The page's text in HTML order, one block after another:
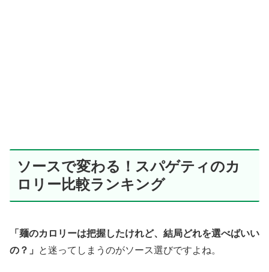
ソースで変わる！スパゲティのカ
ロリー比較ランキング
「麺のカロリーは把握したけれど、結局どれを選べばいい
の？」
と迷ってしまうのがソース選びですよね。